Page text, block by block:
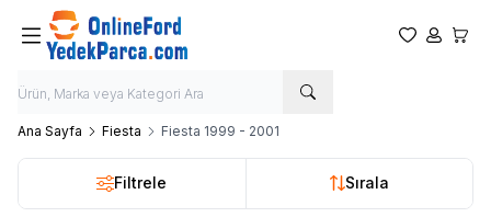
Favorilerim
Hesabım
Ana Sayfa Fiesta Fiesta 1999 - 2001
Filtrele Sırala